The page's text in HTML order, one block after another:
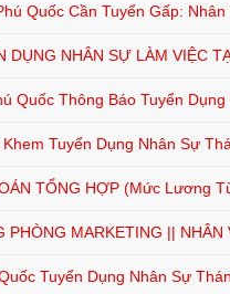
Quốc Cần Tuyển Gấp: Nhân
DỤNG NHÂN SỰ LÀM VIỆC
Quốc Thông Báo Tuyển
Tuyển Dụng Nhân Sự
TỔNG HỢP (mức Lương
PHÒNG MARKETING || NHÂN
Tuyển Dụng Nhân Sự